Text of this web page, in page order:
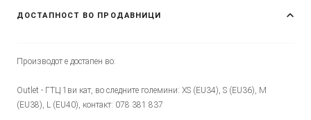
ДОСТАПНОСТ ВО ПРОДАВНИЦИ
Производот е достапен во:
Outlet - ГТЦ 1ви кат, во следните големини: XS (EU34), S (EU36), M
(EU38), L (EU40), контакт: 078 381 837